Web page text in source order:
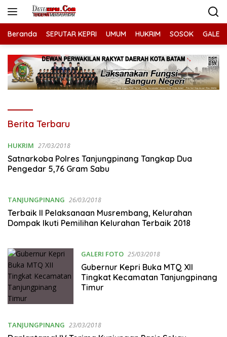
Beranda SEPUTAR KEPRI UMUM HUKRIM SOSOK
datakepri.com
Berita Terbaru
HUKRIM 27/03/2018
Satnarkoba Polres Tanjungpinang Tangkap Dua
Pengedar 5,76 Gram Sabu
TANJUNGPINANG 26/03/2018
Terbaik II Pelaksanaan Musrembang, Kelurahan
Dompak Ikuti Pemilihan Kelurahan Terbaik 2018
GALERI FOTO 25/03/2018
Gubernur Kepri Buka MTQ XII
Tingkat Kecamatan Tanjungpinang
Timur
TANJUNGPINANG 23/03/2018